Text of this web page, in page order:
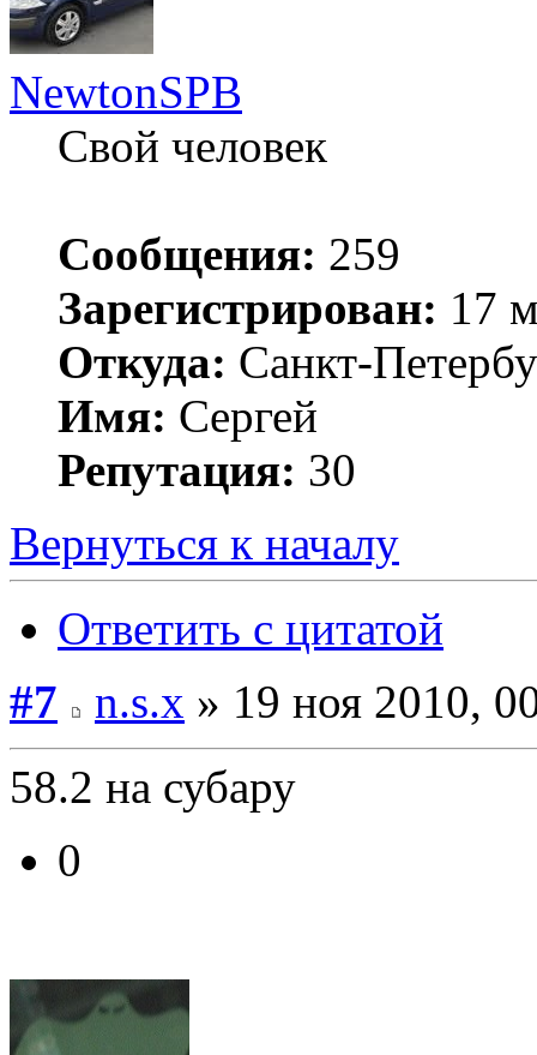
NewtonSPB
Свой человек
Сообщения: 259
Зарегистрирован: 17
Откуда: Санкт-
Имя: Сергей
Репутация: 30
Вернуться к началу
Ответить с цитатой
#7
n.s.x » 19 ноя 2010,
58.2 на субару
0